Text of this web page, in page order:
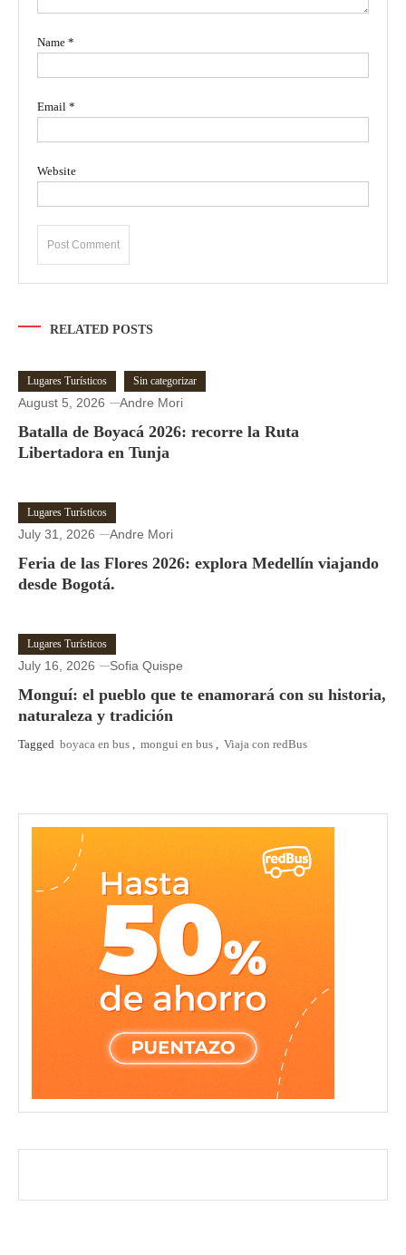
Name *
Email *
Website
RELATED POSTS
Lugares Turísticos Sin categorizar
August 5, 2026 Andre Mori
Batalla de Boyacá 2026: recorre la Ruta
Libertadora en Tunja
Lugares Turísticos
July 31, 2026 Andre Mori
Feria de las Flores 2026: explora Medellín viajando
desde Bogotá.
Lugares Turísticos
July 16, 2026 Sofia Quispe
Monguí: el pueblo que te enamorará con su historia,
naturaleza y tradición
Tagged boyaca en bus , mongui en bus , Viaja con redBus